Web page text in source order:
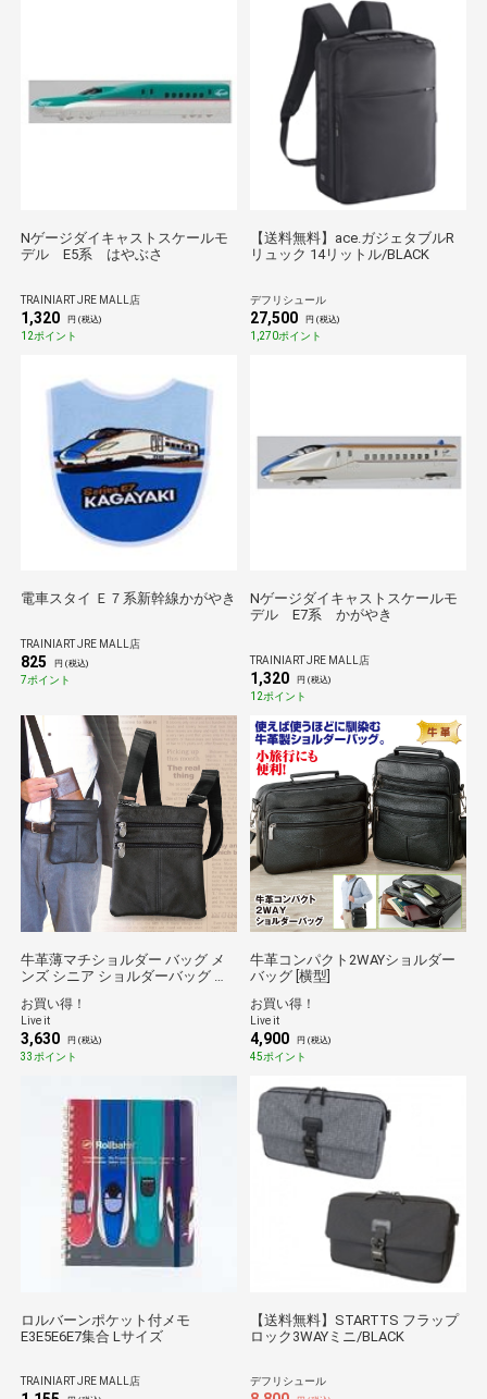
Nゲージダイキャストスケールモ
デル E5系 はやぶさ
TRAINIART JRE MALL店
1,320 円 (税込)
12ポイント
【送料無料】ace.ガジェタブルR
リュック 14リットル/BLACK
デフリシュール
27,500 円 (税込)
1,270ポイント
電車スタイ Ｅ７系新幹線かがやき
TRAINIART JRE MALL店
825 円 (税込)
7ポイント
Nゲージダイキャストスケールモ
デル E7系 かがやき
TRAINIART JRE MALL店
1,320 円 (税込)
12ポイント
牛革薄マチショルダー バッグ メ
ンズ シニア ショルダーバッグ 肩
行 散歩 ウォーキング
お買い得！
Live it
3,630 円 (税込)
33ポイント
牛革コンパクト2WAYショルダー
バッグ [横型]
お買い得！
Live it
4,900 円 (税込)
45ポイント
ロルバーンポケット付メモ
E3E5E6E7集合 Lサイズ
TRAINIART JRE MALL店
【送料無料】STARTTS フラップ
ロック3WAYミニ/BLACK
デフリシュール